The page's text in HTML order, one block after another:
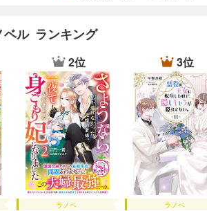
ベル ランキング
2位
ラノベ
3位
ラノベ